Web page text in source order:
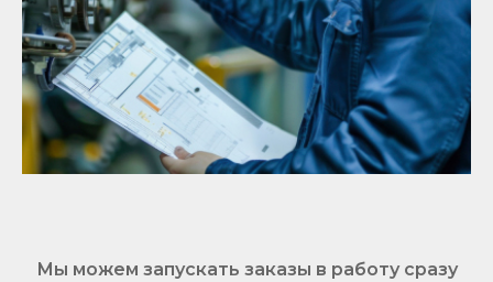
Мы можем запускать заказы в работу сразу